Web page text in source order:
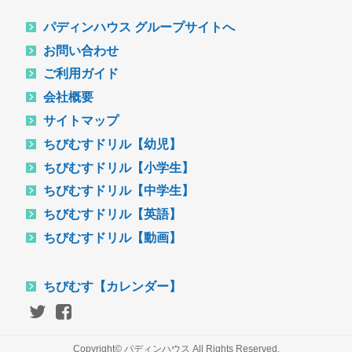
パディンハウス グループサイトへ
お問い合わせ
ご利用ガイド
会社概要
サイトマップ
ちびむすドリル【幼児】
ちびむすドリル【小学生】
ちびむすドリル【中学生】
ちびむすドリル【英語】
ちびむすドリル【動画】
ちびむす【カレンダー】
Copyright© パディンハウス All Rights Reserved.